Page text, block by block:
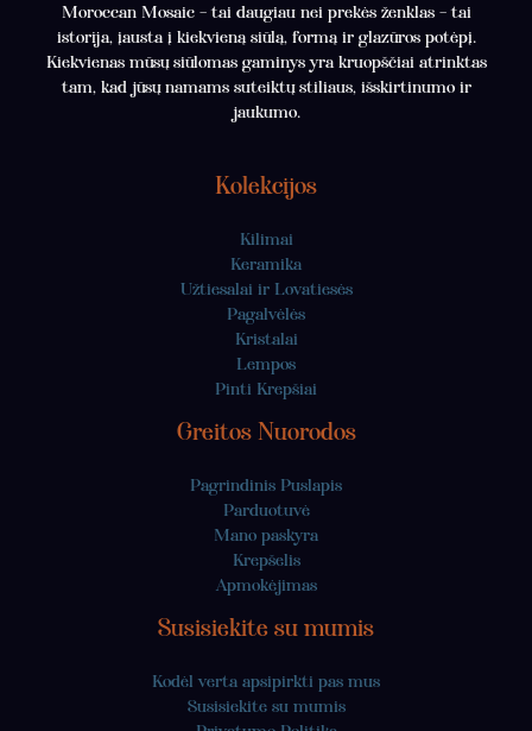
Moroccan Mosaic – tai daugiau nei prekės ženklas – tai
istorija, įausta į kiekvieną siūlą, formą ir glazūros potėpį.
Kiekvienas mūsų siūlomas gaminys yra kruopščiai atrinktas
tam, kad jūsų namams suteiktų stiliaus, išskirtinumo ir
jaukumo.
Kolekcijos
Kilimai
Keramika
Užtiesalai ir Lovatiesės
Pagalvėlės
Kristalai
Lempos
Pinti Krepšiai
Greitos Nuorodos
Pagrindinis Puslapis
Parduotuvė
Mano paskyra
Krepšelis
Apmokėjimas
Susisiekite su mumis
Kodėl verta apsipirkti pas mus
Susisiekite su mumis